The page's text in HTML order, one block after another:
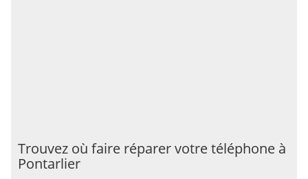
Trouvez où faire réparer votre téléphone à
Pontarlier